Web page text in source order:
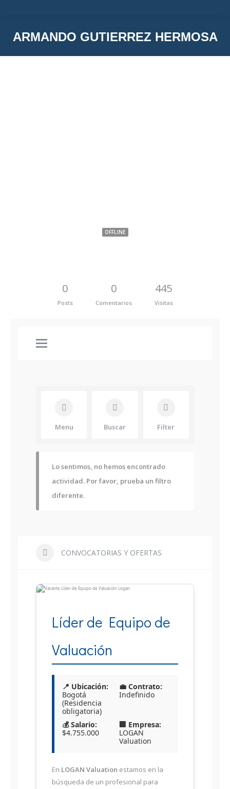
ARMANDO GUTIERREZ HERMOSA
OFFLINE
0
Posts
0
Comentarios
445
Visitas
Menu Buscar Filter
Lo sentimos, no hemos encontrado
actividad. Por favor, prueba un filtro
diferente.
CONVOCATORIAS Y OFERTAS
Líder de Equipo de
Valuación
📍 Ubicación:
Bogotá
(Residencia
obligatoria)
💼 Contrato:
Indefinido
💰 Salario:
$4.755.000
🏢 Empresa:
LOGAN
Valuation
En LOGAN Valuation estamos en la
búsqueda de un profesional para